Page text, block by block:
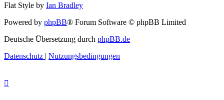
Flat Style by Ian Bradley
Powered by phpBB® Forum Software © phpBB Limited
Deutsche Übersetzung durch phpBB.de
Datenschutz | Nutzungsbedingungen